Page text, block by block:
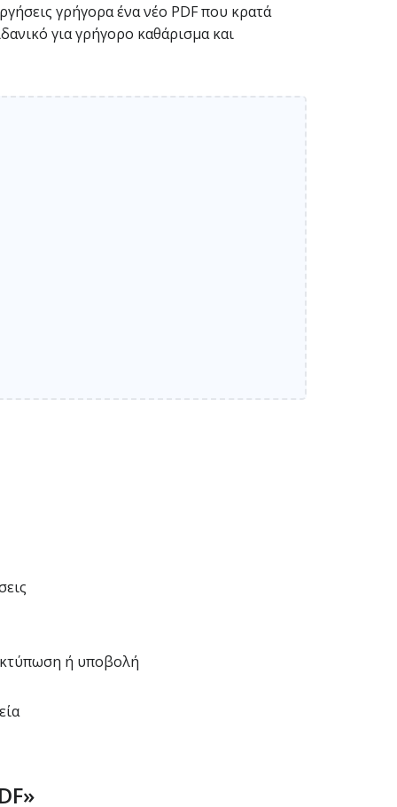
γρήγορα ένα νέο PDF που κρατά
για γρήγορο καθάρισμα και
ή υποβολή